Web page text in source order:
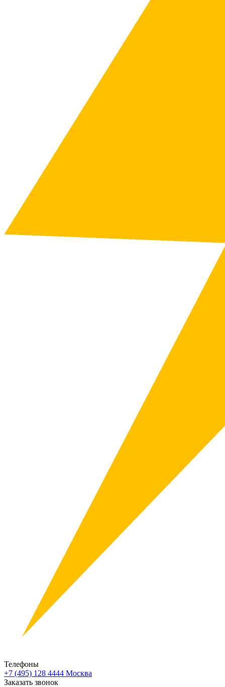
Телефоны
+7 (495) 128 4444 Москва
Заказать звонок